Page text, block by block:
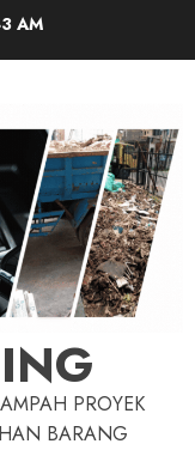
AM
PROYEK
BARANG